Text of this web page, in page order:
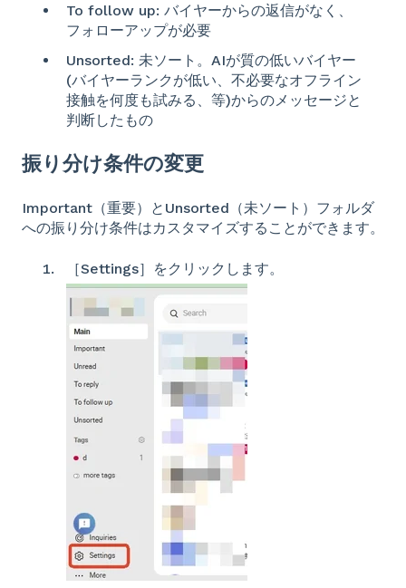
To follow up: バイヤーからの返信がなく、
フォローアップが必要
Unsorted: 未ソート。AIが質の低いバイヤー
(バイヤーランクが低い、不必要なオフライン
接触を何度も試みる、等)からのメッセージと
判断したもの
振り分け条件の変更
Important（重要）とUnsorted（未ソート）フォルダ
への振り分け条件はカスタマイズすることができます。
［Settings］をクリックします。